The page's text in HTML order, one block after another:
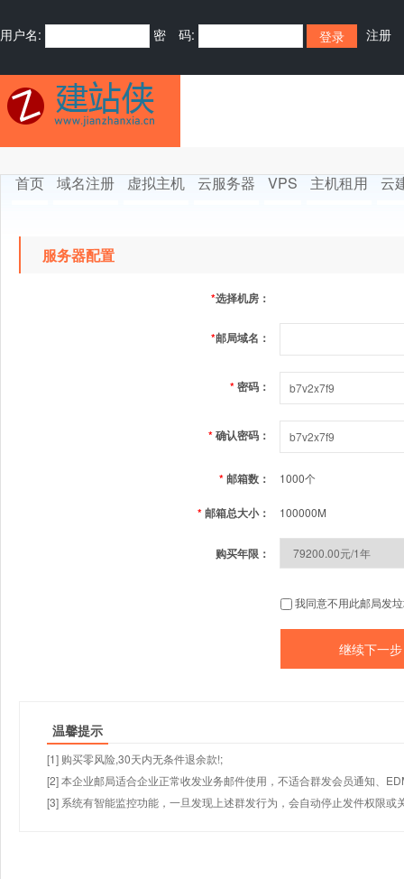
用户名: 密 码: 注册
首页 域名注册 虚拟主机 云服务器 VPS 主机租用 云
服务器配置
*选择机房：
*邮局域名：
*密码：
*确认密码：
*邮箱数： 1000个
*邮箱总大小： 100000M
购买年限：
我同意不用此邮局发
温馨提示
[1] 购买零风险,30天内无条件退余款!;
[2] 本企业邮局适合企业正常收发业务邮件使用，不适合群发会员通知、
[3] 系统有智能监控功能，一旦发现上述群发行为，会自动停止发件权限或